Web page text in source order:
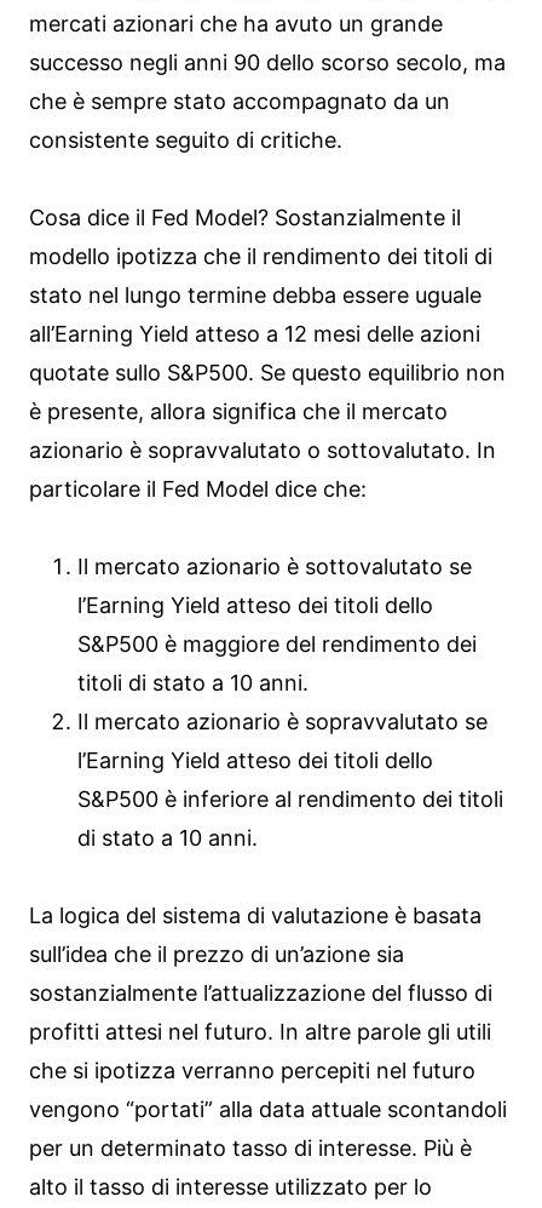
mercati azionari che ha avuto un grande
successo negli anni 90 dello scorso secolo, ma
che è sempre stato accompagnato da un
consistente seguito di critiche.
Cosa dice il Fed Model? Sostanzialmente il
modello ipotizza che il rendimento dei titoli di
stato nel lungo termine debba essere uguale
all’Earning Yield atteso a 12 mesi delle azioni
quotate sullo S&P500. Se questo equilibrio non
è presente, allora significa che il mercato
azionario è sopravvalutato o sottovalutato. In
particolare il Fed Model dice che:
Il mercato azionario è sottovalutato se
l’Earning Yield atteso dei titoli dello
S&P500 è maggiore del rendimento dei
titoli di stato a 10 anni.
Il mercato azionario è sopravvalutato se
l’Earning Yield atteso dei titoli dello
S&P500 è inferiore al rendimento dei titoli
di stato a 10 anni.
La logica del sistema di valutazione è basata
sull’idea che il prezzo di un’azione sia
sostanzialmente l’attualizzazione del flusso di
profitti attesi nel futuro. In altre parole gli utili
che si ipotizza verranno percepiti nel futuro
vengono “portati” alla data attuale scontandoli
per un determinato tasso di interesse. Più è
alto il tasso di interesse utilizzato per lo